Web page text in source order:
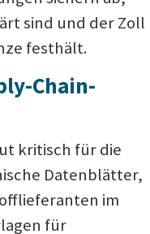
sind und der Zoll
festhält.
Chain-
kritisch für die
Datenblätter,
im
für